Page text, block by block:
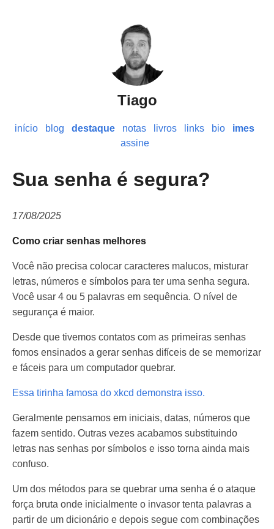
Tiago
início blog destaque notas livros links bio
imes
assine
Sua senha é segura?
17/08/2025
Como criar senhas melhores
Você não precisa colocar caracteres malucos, misturar
letras, números e símbolos para ter uma senha segura.
Você usar 4 ou 5 palavras em sequência. O nível de
segurança é maior.
Desde que tivemos contatos com as primeiras senhas
fomos ensinados a gerar senhas difíceis de se memorizar
e fáceis para um computador quebrar.
Essa tirinha famosa do xkcd demonstra isso.
Geralmente pensamos em iniciais, datas, números que
fazem sentido. Outras vezes acabamos substituindo
letras nas senhas por símbolos e isso torna ainda mais
confuso.
Um dos métodos para se quebrar uma senha é o ataque
força bruta onde inicialmente o invasor tenta palavras a
partir de um dicionário e depois segue com combinações